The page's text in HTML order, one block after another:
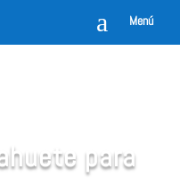
a Menú
para